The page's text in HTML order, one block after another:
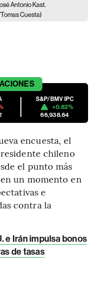
Antonio Kast.
Cuesta)
S&P/BMV IPC
+0.82%
66,938.64
encuesta, el
chileno
el punto más
un momento en
e
contra la
e Irán impulsa bonos
de tasas